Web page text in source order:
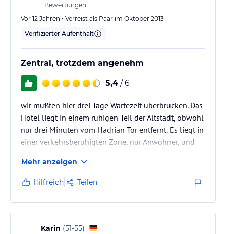
1 Bewertungen
Vor 12 Jahren • Verreist als Paar im Oktober 2013
Verifizierter Aufenthalt
Zentral, trotzdem angenehm
5,4 / 6
wir mußten hier drei Tage Wartezeit überbrücken. Das
Hotel liegt in einem ruhigen Teil der Altstadt, obwohl
nur drei Minuten vom Hadrian Tor entfernt. Es liegt in
einer verkehrsberuhigten Zone, nur Anwohner, und
Aufenthalt. Sehr freundliches Personal, reichhaltiges
Frühstück, Zimmer mit Klimaanlage.
Mehr anzeigen
Hilfreich Teilen
Karin (51-55)